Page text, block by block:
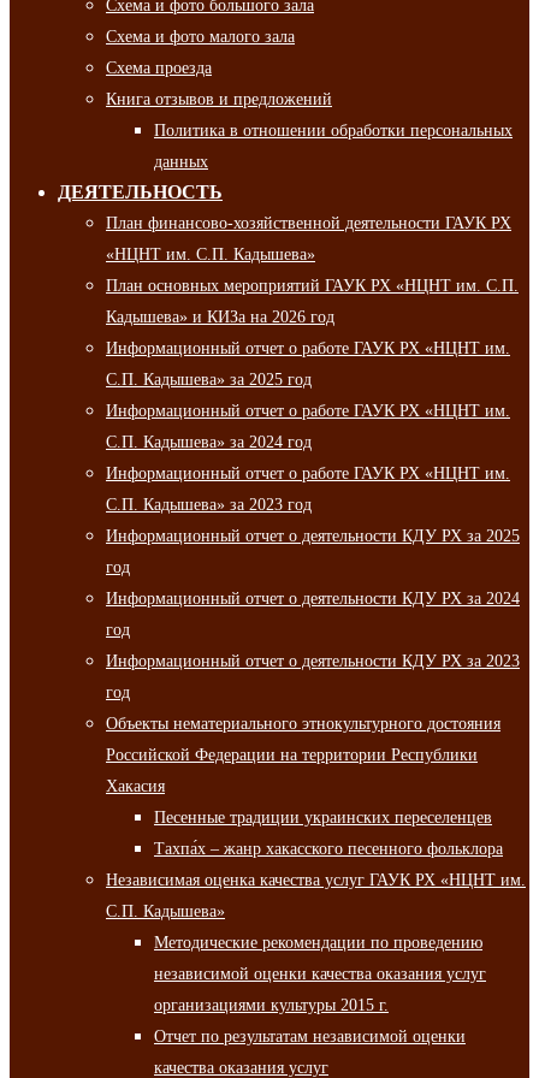
Схема и фото большого зала
Схема и фото малого зала
Схема проезда
Книга отзывов и предложений
Политика в отношении обработки персональных
данных
ДЕЯТЕЛЬНОСТЬ
План финансово-хозяйственной деятельности ГАУК РХ
«НЦНТ им. С.П. Кадышева»
План основных мероприятий ГАУК РХ «НЦНТ им. С.П.
Кадышева» и КИЗа на 2026 год
Информационный отчет о работе ГАУК РХ «НЦНТ им.
С.П. Кадышева» за 2025 год
Информационный отчет о работе ГАУК РХ «НЦНТ им.
С.П. Кадышева» за 2024 год
Информационный отчет о работе ГАУК РХ «НЦНТ им.
С.П. Кадышева» за 2023 год
Информационный отчет о деятельности КДУ РХ за 2025
год
Информационный отчет о деятельности КДУ РХ за 2024
год
Информационный отчет о деятельности КДУ РХ за 2023
год
Объекты нематериального этнокультурного достояния
Российской Федерации на территории Республики
Хакасия
Песенные традиции украинских переселенцев
Тахпа́х – жанр хакасского песенного фольклора
Независимая оценка качества услуг ГАУК РХ «НЦНТ им.
С.П. Кадышева»
Методические рекомендации по проведению
независимой оценки качества оказания услуг
организациями культуры 2015 г.
Отчет по результатам независимой оценки
качества оказания услуг